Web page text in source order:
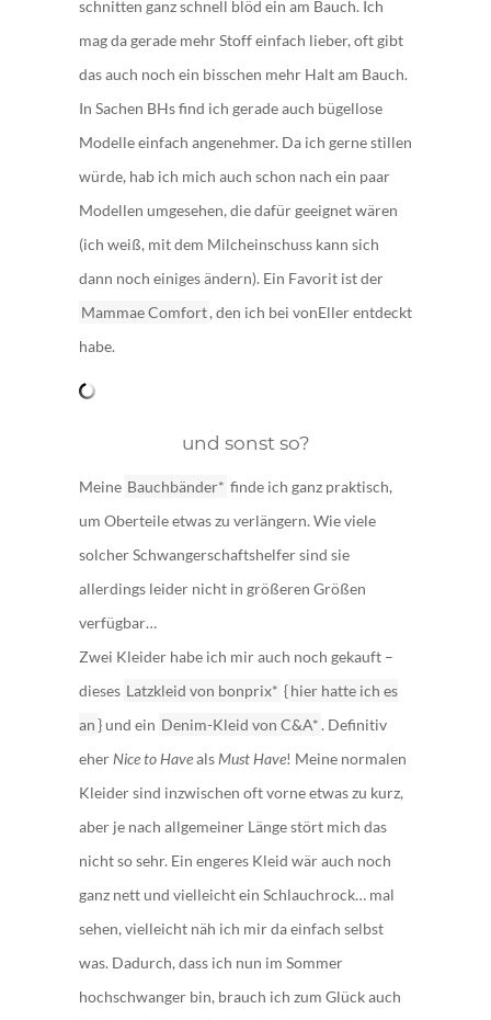
schnitten ganz schnell blöd ein am Bauch. Ich
mag da gerade mehr Stoff einfach lieber, oft gibt
das auch noch ein bisschen mehr Halt am Bauch.
In Sachen BHs find ich gerade auch bügellose
Modelle einfach angenehmer. Da ich gerne stillen
würde, hab ich mich auch schon nach ein paar
Modellen umgesehen, die dafür geeignet wären
(ich weiß, mit dem Milcheinschuss kann sich
dann noch einiges ändern). Ein Favorit ist der
Mammae Comfort , den ich bei vonEller entdeckt
habe.
und sonst so?
Meine Bauchbänder* finde ich ganz praktisch,
um Oberteile etwas zu verlängern. Wie viele
solcher Schwangerschaftshelfer sind sie
allerdings leider nicht in größeren Größen
verfügbar…
Zwei Kleider habe ich mir auch noch gekauft –
dieses Latzkleid von bonprix* { hier hatte ich es
an} und ein Denim-Kleid von C&A*. Definitiv
eher Nice to Haveals Must Have! Meine normalen
Kleider sind inzwischen oft vorne etwas zu kurz,
aber je nach allgemeiner Länge stört mich das
nicht so sehr. Ein engeres Kleid wär auch noch
ganz nett und vielleicht ein Schlauchrock… mal
sehen, vielleicht näh ich mir da einfach selbst
was. Dadurch, dass ich nun im Sommer
hochschwanger bin, brauch ich zum Glück auch